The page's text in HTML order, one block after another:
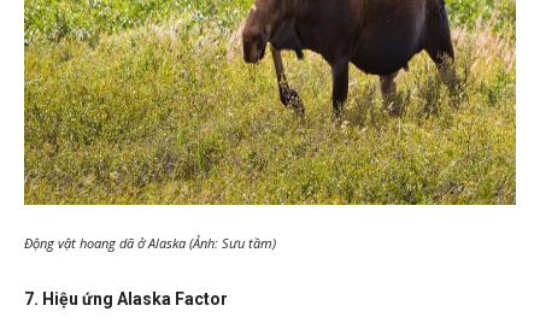
Động vật hoang dã ở Alaska (Ảnh: Sưu tầm)
7. Hiệu ứng Alaska Factor